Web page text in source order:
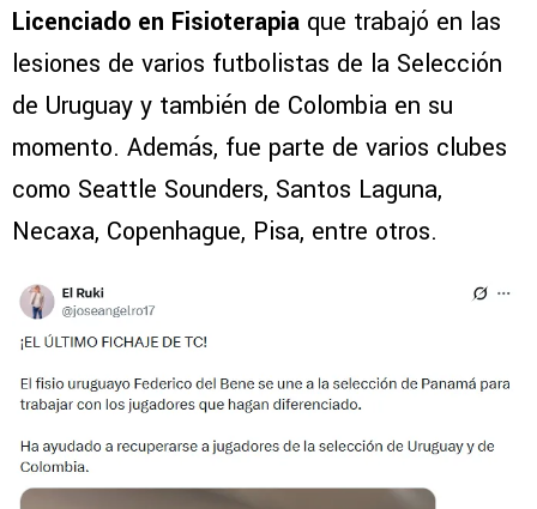
Licenciado en Fisioterapia que trabajó en las
lesiones de varios futbolistas de la Selección
de Uruguay y también de Colombia en su
momento. Además, fue parte de varios clubes
como Seattle Sounders, Santos Laguna,
Necaxa, Copenhague, Pisa, entre otros.